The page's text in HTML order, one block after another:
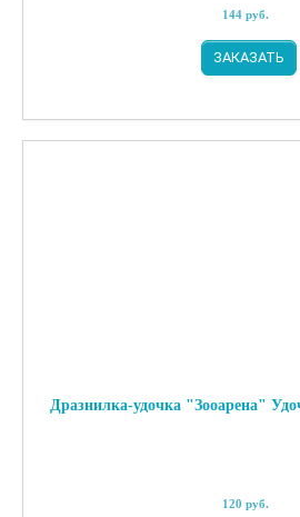
144 руб.
ЗАКАЗАТЬ
Дразнилка-удочка "Зооарена"
120 руб.